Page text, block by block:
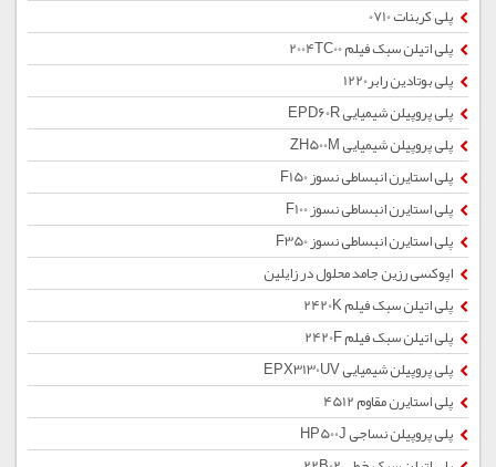
پلی کربنات 0710
پلی اتیلن سبک فیلم 2004TC00
پلی بوتادین رابر1220
پلی پروپیلن شیمیایی EPD60R
پلی پروپیلن شیمیایی ZH500M
پلی استایرن انبساطی نسوز F150
پلی استایرن انبساطی نسوز F100
پلی استایرن انبساطی نسوز F350
اپوکسی رزین جامد محلول در زایلین
پلی اتیلن سبک فیلم 2420K
پلی اتیلن سبک فیلم 2420F
پلی پروپیلن شیمیایی EPX3130UV
پلی استایرن مقاوم 4512
پلی پروپیلن نساجی HP500J